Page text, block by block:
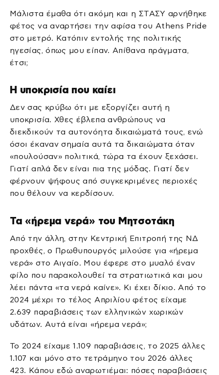
Μάλιστα έμαθα ότι ακόμη και η ΣΤΑΣΥ αρνήθηκε
φέτος να αναρτήσει την αφίσα του Athens Pride
στο μετρό. Κατόπιν εντολής της πολιτικής
ηγεσίας, όπως μου είπαν. Απίθανα πράγματα,
έτσι;
Η υποκρισία που καίει
Δεν σας κρύβω ότι με εξοργίζει αυτή η
υποκρισία. Χθες έβλεπα ανθρώπους να
διεκδικούν τα αυτονόητα δικαιώματά τους, ενώ
όσοι έκαναν σημαία αυτά τα δικαιώματα όταν
«πουλούσαν» πολιτικά, τώρα τα έχουν ξεχάσει.
Γιατί απλά δεν είναι πια της μόδας. Γιατί δεν
φέρνουν ψήφους από συγκεκριμένες περιοχές
που θέλουν να κερδίσουν.
Τα «ήρεμα νερά» του Μητσοτάκη
Από την άλλη, στην Κεντρική Επιτροπή της ΝΔ
προχθές, ο Πρωθυπουργός μιλούσε για «ήρεμα
νερά» στο Αιγαίο. Μου έφερε στο μυαλό έναν
φίλο που παρακολουθεί τα στρατιωτικά και μου
λέει πάντα «τα νερά καίνε». Κι έχει δίκιο. Από το
2024 μέχρι το τέλος Απριλίου φέτος είχαμε
2.639 παραβιάσεις των ελληνικών χωρικών
υδάτων. Αυτά είναι «ήρεμα νερά»;
Το 2024 είχαμε 1.109 παραβιάσεις, το 2025 άλλες
1.107 και μόνο στο τετράμηνο του 2026 άλλες
423. Κάπου εδώ αναρωτιέμαι: πόσες παραβιάσεις